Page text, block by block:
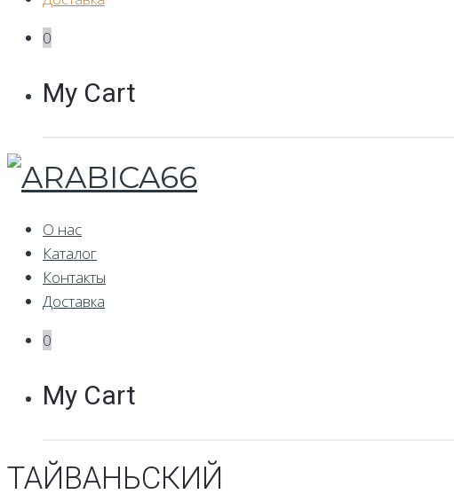
0
My Cart
О нас
Каталог
Контакты
Доставка
0
My Cart
ТАЙВАНЬСКИЙ